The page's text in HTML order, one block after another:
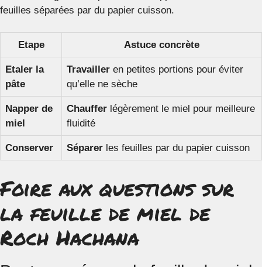
feuilles séparées par du papier cuisson.
Etape Astuce concrète
Etaler la
pâte
Travailler en petites portions pour éviter
qu’elle ne sèche
Napper de
miel
Chauffer légèrement le miel pour meilleure
fluidité
Conserver Séparer les feuilles par du papier cuisson
Foire aux questions sur
la feuille de miel de
Roch Hachana